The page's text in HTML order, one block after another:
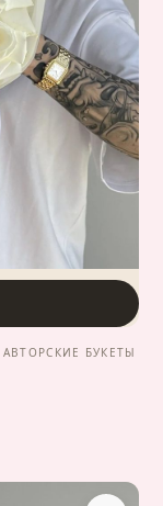
АВТОРСКИЕ БУКЕТЫ